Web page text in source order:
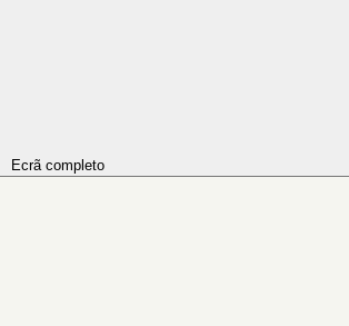
Ecrã completo